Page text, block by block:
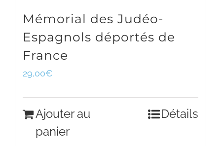
Mémorial des Judéo-
Espagnols déportés de
France
29,00€
Ajouter au
panier
Détails